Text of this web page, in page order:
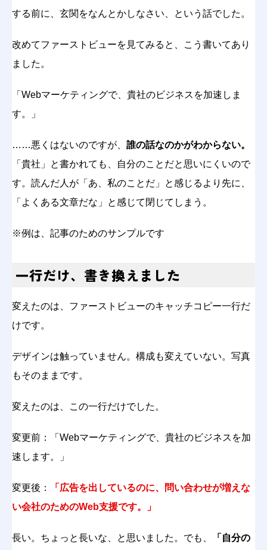
する前に、玄関をなんとかしなさい、という話でした。
改めてファーストビューを見てみると、こう書いてあり
ました。
「Webマーケティングで、貴社のビジネスを加速しま
す。」
……悪くはないのですが、 誰の話なのかがわからない。
「貴社」と書かれても、自分のことだと思いにくいので
す。読んだ人が「あ、私のことだ」と感じるより先に、
「よくある文章だな」と感じて閉じてしまう。
※例は、記事のためのサンプルです
一行だけ、書き換えました
変えたのは、ファーストビューのキャッチコピー一行だ
けです。
デザインは触っていません。構成も変えていない。写真
もそのままです。
変えたのは、この一行だけでした。
変更前：「Webマーケティングで、貴社のビジネスを加
速します。」
変更後：
「広告を出しているのに、問い合わせが増えな
い会社のためのWeb支援です。」
長い。ちょっと長いな、と思いました。でも、 「自分の